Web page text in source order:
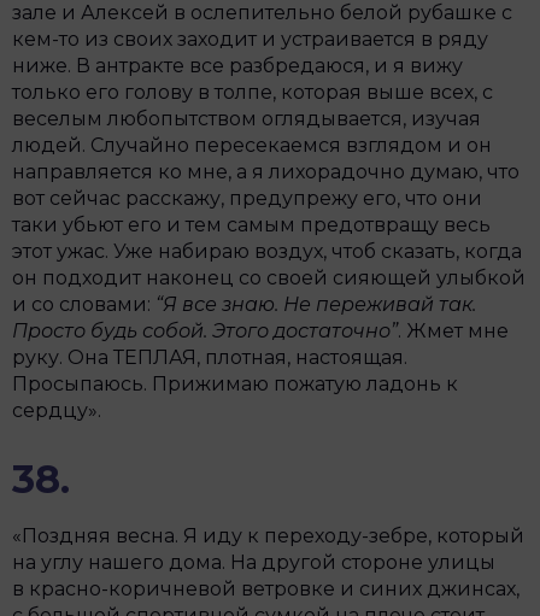
зале и Алексей в ослепительно белой рубашке с
кем-то из своих заходит и устраивается в ряду
ниже. В антракте все разбредаюся, и я вижу
только его голову в толпе, которая выше всех, с
веселым любопытством оглядывается, изучая
людей. Случайно пересекаемся взглядом и он
направляется ко мне, а я лихорадочно думаю, что
вот сейчас расскажу, предупрежу его, что они
таки убьют его и тем самым предотвращу весь
этот ужас. Уже набираю воздух, чтоб сказать, когда
он подходит наконец со своей сияющей улыбкой
и со словами: “Я все знаю. Не переживай так.
Просто будь собой. Этого достаточно”. Жмет мне
руку. Она ТЕПЛАЯ, плотная, настоящая.
Просыпаюсь. Прижимаю пожатую ладонь к
сердцу».
38.
«Поздняя весна. Я иду к переходу-зебре, который
на углу нашего дома. На другой стороне улицы
в красно-коричневой ветровке и синих джинсах,